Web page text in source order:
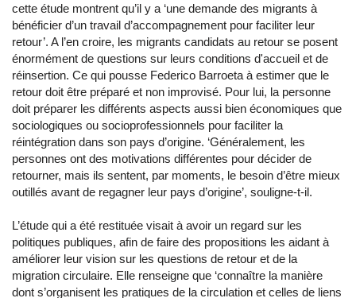
cette étude montrent qu’il y a ‘une demande des migrants à
bénéficier d’un travail d’accompagnement pour faciliter leur
retour’. A l’en croire, les migrants candidats au retour se posent
énormément de questions sur leurs conditions d'accueil et de
réinsertion. Ce qui pousse Federico Barroeta à estimer que le
retour doit être préparé et non improvisé. Pour lui, la personne
doit préparer les différents aspects aussi bien économiques que
sociologiques ou socioprofessionnels pour faciliter la
réintégration dans son pays d’origine. ‘Généralement, les
personnes ont des motivations différentes pour décider de
retourner, mais ils sentent, par moments, le besoin d’être mieux
outillés avant de regagner leur pays d’origine’, souligne-t-il.
L’étude qui a été restituée visait à avoir un regard sur les
politiques publiques, afin de faire des propositions les aidant à
améliorer leur vision sur les questions de retour et de la
migration circulaire. Elle renseigne que ‘connaître la manière
dont s’organisent les pratiques de la circulation et celles de liens